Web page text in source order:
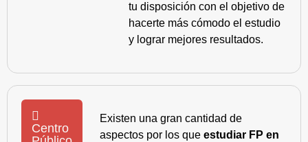
tu disposición con el objetivo de
hacerte más cómodo el estudio
y lograr mejores resultados.
Centro
Existen una gran cantidad de
aspectos por los que estudiar FP en